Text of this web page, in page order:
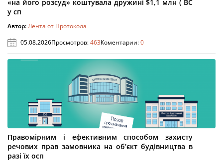
«на його розсуд» коштувала дружині $1,1 млн ( ВС
у сп
Автор:Лента от Протокола
05.08.2026Просмотров:463Коментарии:0
Правомірним і ефективним способом захисту
речових прав замовника на об’єкт будівництва в
разі їх осп